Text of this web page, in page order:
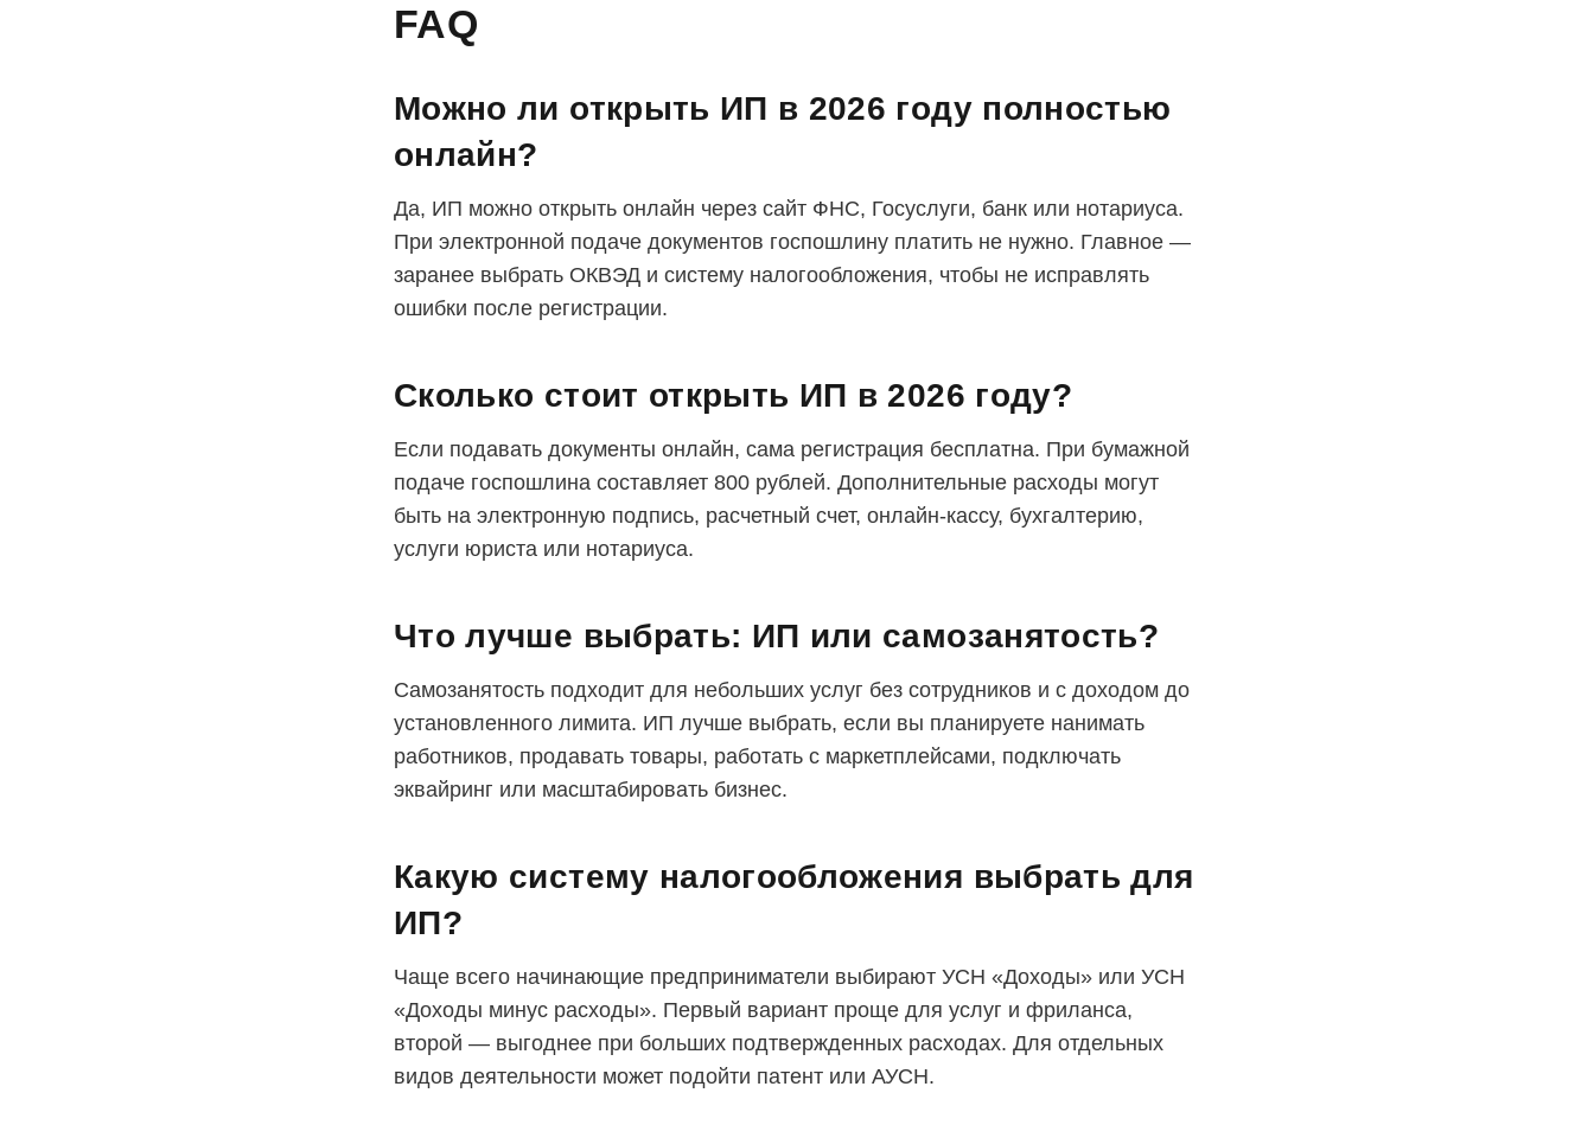
FAQ
Можно ли открыть ИП в 2026 году полностью
онлайн?
Да, ИП можно открыть онлайн через сайт ФНС, Госуслуги, банк или нотариуса.
При электронной подаче документов госпошлину платить не нужно. Главное —
заранее выбрать ОКВЭД и систему налогообложения, чтобы не исправлять
ошибки после регистрации.
Сколько стоит открыть ИП в 2026 году?
Если подавать документы онлайн, сама регистрация бесплатна. При бумажной
подаче госпошлина составляет 800 рублей. Дополнительные расходы могут
быть на электронную подпись, расчетный счет, онлайн-кассу, бухгалтерию,
услуги юриста или нотариуса.
Что лучше выбрать: ИП или самозанятость?
Самозанятость подходит для небольших услуг без сотрудников и с доходом до
установленного лимита. ИП лучше выбрать, если вы планируете нанимать
работников, продавать товары, работать с маркетплейсами, подключать
эквайринг или масштабировать бизнес.
Какую систему налогообложения выбрать для
ИП?
Чаще всего начинающие предприниматели выбирают УСН «Доходы» или УСН
«Доходы минус расходы». Первый вариант проще для услуг и фриланса,
второй — выгоднее при больших подтвержденных расходах. Для отдельных
видов деятельности может подойти патент или АУСН.